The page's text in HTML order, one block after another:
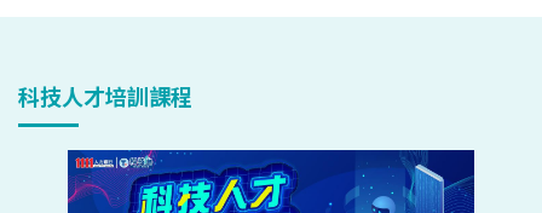
科技人才培訓課程